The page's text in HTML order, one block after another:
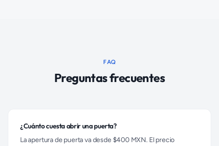
FAQ
Preguntas frecuentes
¿Cuánto cuesta abrir una puerta?
La apertura de puerta va desde $400 MXN. El precio